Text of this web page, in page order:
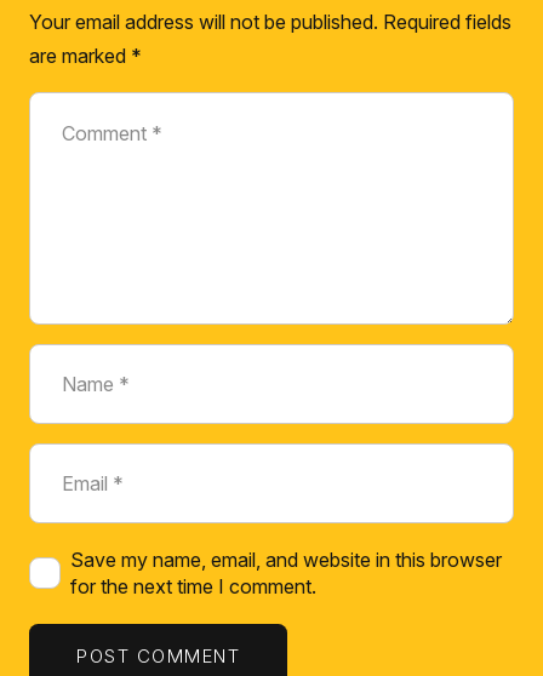
Your email address will not be published. Required fields
are marked *
Save my name, email, and website in this browser
for the next time I comment.
POST COMMENT